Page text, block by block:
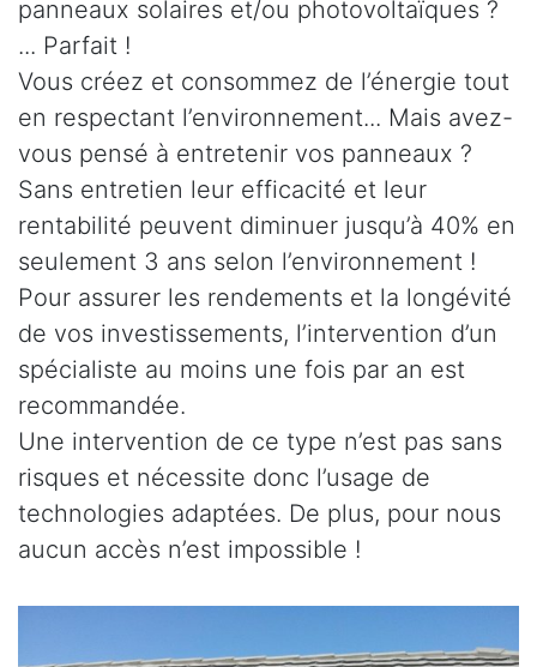
panneaux solaires et/ou photovoltaïques ?
... Parfait !
Vous créez et consommez de l’énergie tout
en respectant l’environnement... Mais avez-
vous pensé à entretenir vos panneaux ?
Sans entretien leur efficacité et leur
rentabilité peuvent diminuer jusqu’à 40% en
seulement 3 ans selon l’environnement !
Pour assurer les rendements et la longévité
de vos investissements, l’intervention d’un
spécialiste au moins une fois par an est
recommandée.
Une intervention de ce type n’est pas sans
risques et nécessite donc l’usage de
technologies adaptées. De plus, pour nous
aucun accès n’est impossible !